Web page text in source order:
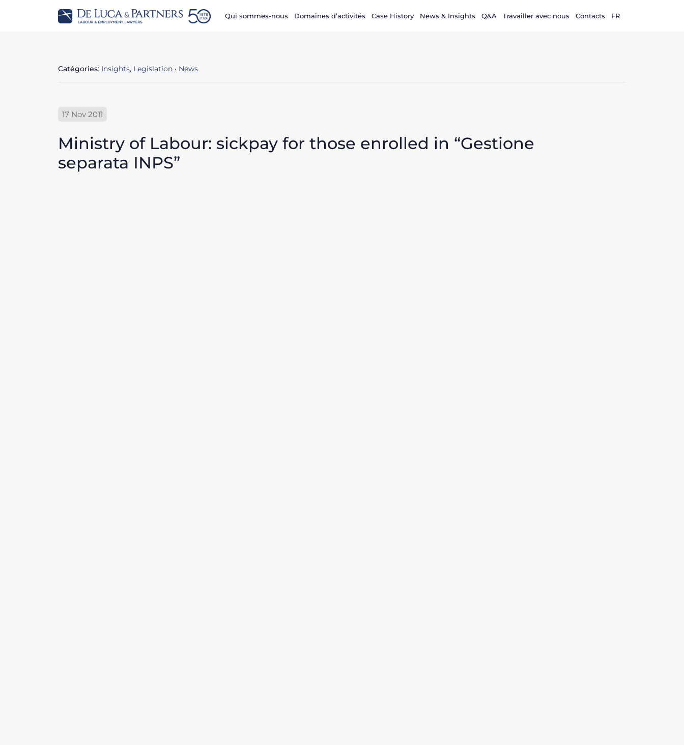
Qui sommes-nous Domaines d’activités Case History News & Insights Q&A Travailler avec nous Contacts FR
Catégories: Insights, Legislation · News
17 Nov 2011
Ministry of Labour: sickpay for those enrolled in “Gestione
separata INPS”